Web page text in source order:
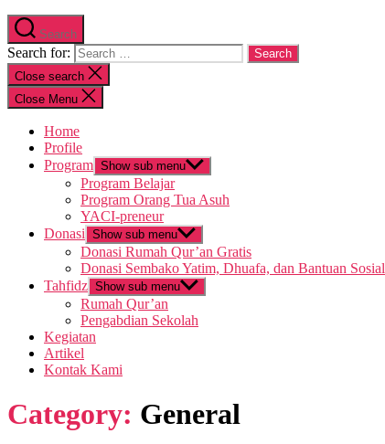
Search
Search for:
Close search
Close Menu
Home
Profile
Program Show sub menu
Program Belajar
Program Orang Tua Asuh
YACI-preneur
Donasi Show sub menu
Donasi Rumah Qur’an Gratis
Donasi Sembako Yatim, Dhuafa, dan Bantuan Sosial
Tahfidz Show sub menu
Rumah Qur’an
Pengabdian Sekolah
Kegiatan
Artikel
Kontak Kami
Category: General